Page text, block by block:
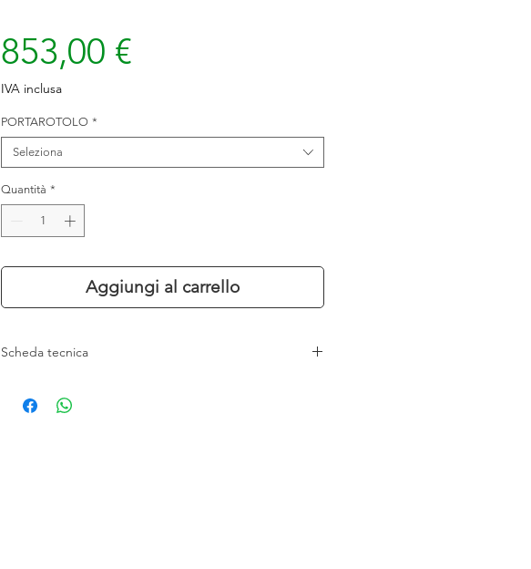
853,00 €
IVA inclusa
PORTAROTOLO *
Seleziona
Quantità *
Aggiungi al carrello
Scheda tecnica
Gambe telescopiche